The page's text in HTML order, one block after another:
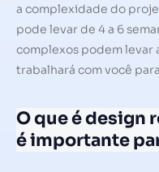
a complexidade do
pode levar de 4 a 6
complexos podem levar
trabalhará com você
O que é design
é importante